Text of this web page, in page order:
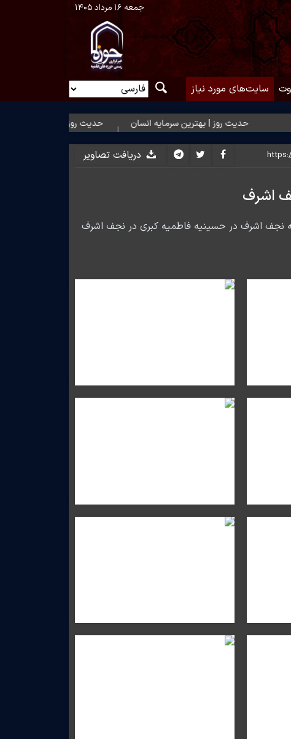
جمعه ۱۶ مرداد ۱۴۰۵
سایت‌های مورد نیاز
حدیث روز | بهترین سرمایه انسان حدیث روز | شکیبایی بر تلخی حق
دریافت تصاویر
اشرف
نجف اشرف در حسینیه فاطمیه کبری در نجف اشرف